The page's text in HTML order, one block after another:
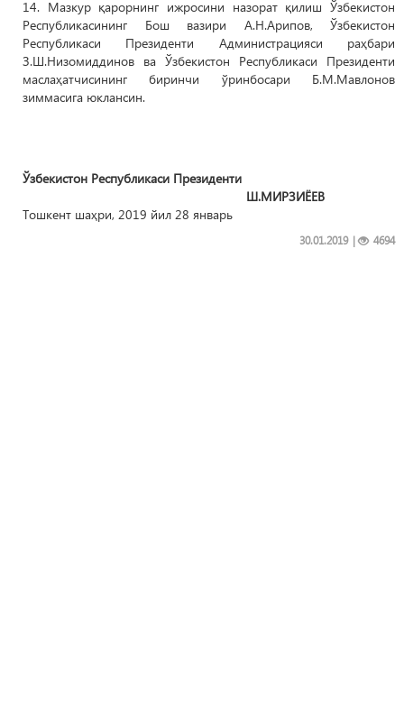
14. Мазкур қарорнинг ижросини назорат қилиш Ўзбекистон
Республикасининг Бош вазири А.Н.Арипов, Ўзбекистон
Республикаси Президенти Администрацияси раҳбари
З.Ш.Низомиддинов ва Ўзбекистон Республикаси Президенти
маслаҳатчисининг биринчи ўринбосари Б.М.Мавлонов
зиммасига юклансин.
Ўзбекистон Республикаси Президенти
Ш.МИРЗИЁЕВ
Тошкент шаҳри, 2019 йил 28 январь
| 4694
30.01.2019